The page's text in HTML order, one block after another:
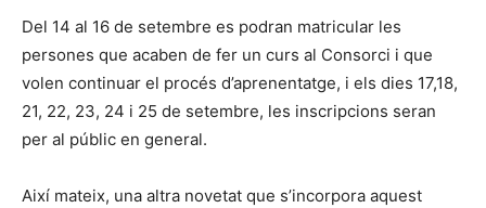
Del 14 al 16 de setembre es podran matricular les
persones que acaben de fer un curs al Consorci i que
volen continuar el procés d’aprenentatge, i els dies 17,18,
21, 22, 23, 24 i 25 de setembre, les inscripcions seran
per al públic en general.
Així mateix, una altra novetat que s’incorpora aquest